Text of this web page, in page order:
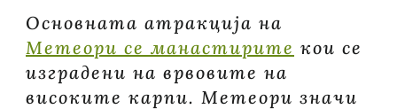
Основната атракција на
Метеори се манастирите кои се
изградени на врвовите на
високите карпи. Метеори значи